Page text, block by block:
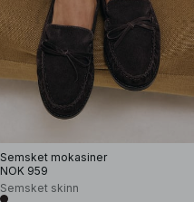
Semsket mokasiner
NOK 959
Semsket skinn